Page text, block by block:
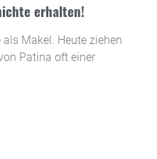
erhalten!
Makel. Heute ziehen
Patina oft einer